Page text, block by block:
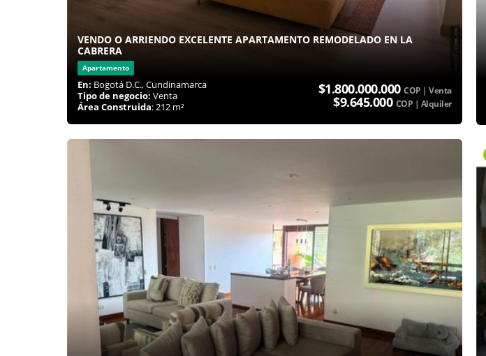
VENDO O ARRIENDO EXCELENTE APARTAMENTO REMODELADO EN LA
CABRERA
Apartamento
En: Bogotá D.C., Cundinamarca
Tipo de negocio: Venta
Área Construida: 212 m²
$1.800.000.000COP | Venta
$9.645.000 COP | Alquiler